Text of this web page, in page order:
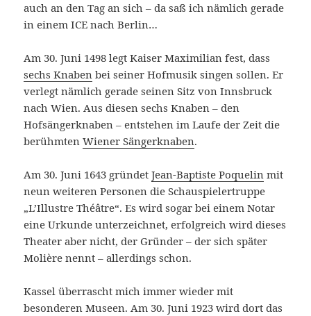
auch an den Tag an sich – da saß ich nämlich gerade
in einem ICE nach Berlin…
Am 30. Juni 1498 legt Kaiser Maximilian fest, dass
sechs Knaben bei seiner Hofmusik singen sollen. Er
verlegt nämlich gerade seinen Sitz von Innsbruck
nach Wien. Aus diesen sechs Knaben – den
Hofsängerknaben – entstehen im Laufe der Zeit die
berühmtenWiener Sängerknaben.
Am 30. Juni 1643 gründetJean-Baptiste Poquelin mit
neun weiteren Personen die Schauspielertruppe
„L’Illustre Théâtre“. Es wird sogar bei einem Notar
eine Urkunde unterzeichnet, erfolgreich wird dieses
Theater aber nicht, der Gründer – der sich später
Molière nennt – allerdings schon.
Kassel überrascht mich immer wieder mit
besonderen Museen. Am 30. Juni 1923 wird dort das